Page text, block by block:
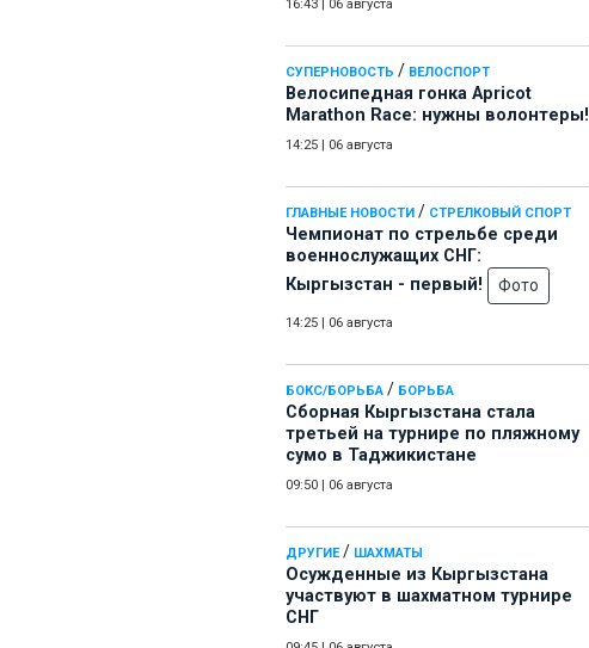
16:43 06 августа
СУПЕРНОВОСТЬ / ВЕЛОСПОРТ
Велосипедная гонка Apricot
Marathon Race: нужны волонтеры!
14:25 06 августа
ГЛАВНЫЕ НОВОСТИ / СТРЕЛКОВЫЙ СПОРТ
Чемпионат по стрельбе среди
военнослужащих СНГ:
Кыргызстан - первый!
Фото
14:25 06 августа
БОКС/БОРЬБА / БОРЬБА
Сборная Кыргызстана стала
третьей на турнире по пляжному
сумо в Таджикистане
09:50 06 августа
ДРУГИЕ/ ШАХМАТЫ
Осужденные из Кыргызстана
участвуют в шахматном турнире
СНГ